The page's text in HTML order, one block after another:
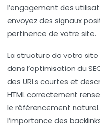
l’engagement des
envoyez des signaux
pertinence de votre site.
La structure de votre
dans l’optimisation du
des URLs courtes et
HTML correctement
le référencement naturel
l’importance des